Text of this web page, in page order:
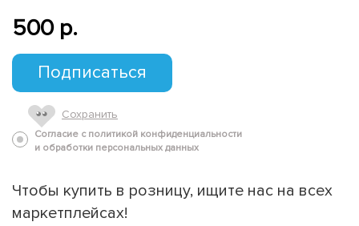
500 p.
Подписаться
Сохранить
Согласие с политикой конфиденциальности
и обработки персональных данных
Чтобы купить в розницу, ищите нас на всех
маркетплейсах!